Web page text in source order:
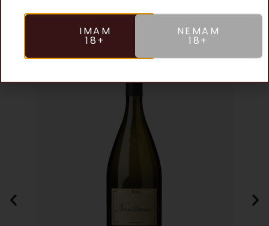
Možda će vam se dopasti
IMAM
18+
NEMAM
18+